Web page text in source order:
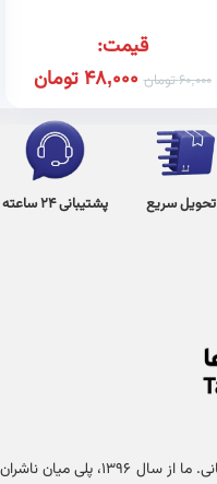
قیمت:
60,000تومان 48,000تومان
تحویل سریع پشتیبانی 24 ساعته
خانه کتاب طاها، مرجع تخصصی آثار علوم انسانی. ما از سال ۱۳۹۶، پلی میان ناشران